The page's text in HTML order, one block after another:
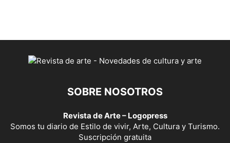
SOBRE NOSOTROS
Revista de Arte – Logopress
Somos tu diario de Estilo de vivir, Arte, Cultura y Turismo.
Suscripción gratuita